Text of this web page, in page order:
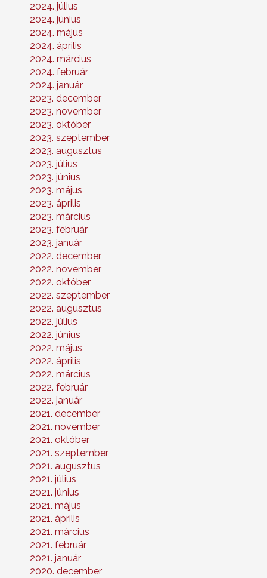
2024. július
2024. június
2024. május
2024. április
2024. március
2024. február
2024. január
2023. december
2023. november
2023. október
2023. szeptember
2023. augusztus
2023. július
2023. június
2023. május
2023. április
2023. március
2023. február
2023. január
2022. december
2022. november
2022. október
2022. szeptember
2022. augusztus
2022. július
2022. június
2022. május
2022. április
2022. március
2022. február
2022. január
2021. december
2021. november
2021. október
2021. szeptember
2021. augusztus
2021. július
2021. június
2021. május
2021. április
2021. március
2021. február
2021. január
2020. december